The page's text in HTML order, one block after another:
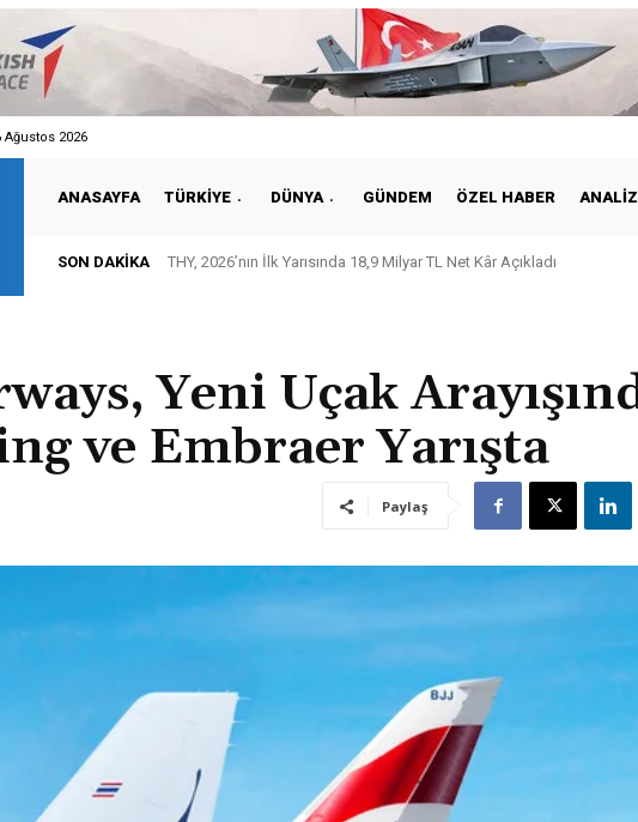
2026
ANASAYFA TÜRKIYE DÜNYA GÜNDEM ÖZEL HABER
SON DAKIKA THY, 2026’nın İlk Yarısında 18,9 Milyar TL Net Kâr Açıkladı
Yeni Uçak
ve Embraer Yarışta
Paylaş